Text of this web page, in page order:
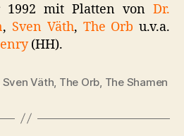
1992 mit Platten von Dr.
, Sven Väth, The Orb u.v.a.
(HH).
Sven Väth The Orb The Shamen